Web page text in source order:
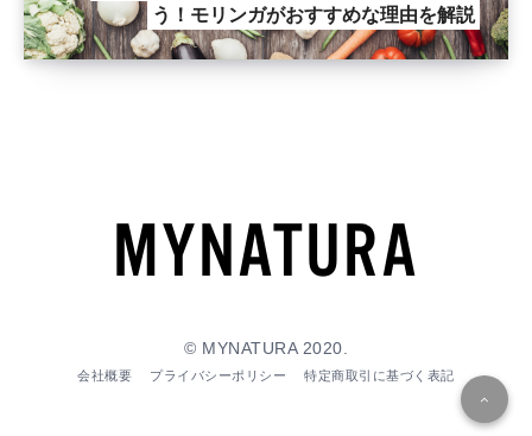
う！モリンガがおすすめな理由を解説
© MYNATURA 2020.
会社概要 プライバシーポリシー 特定商取引に基づく表記